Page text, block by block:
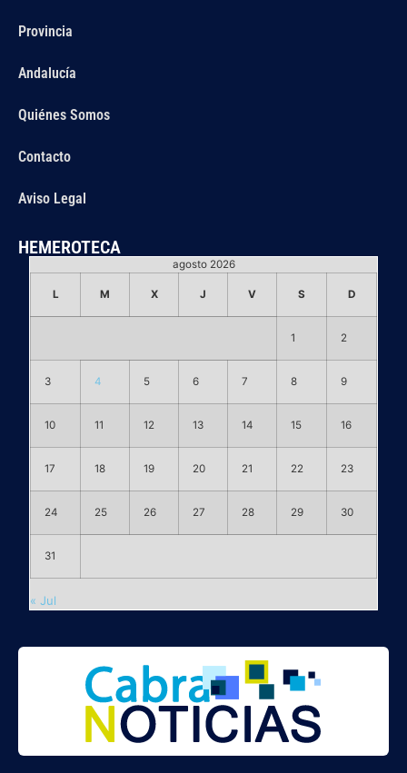
Provincia
Andalucía
Quiénes Somos
Contacto
Aviso Legal
HEMEROTECA
agosto 2026
L M X J V S D
1 2
3 4 5 6 7 8 9
10 11 12 13 14 15 16
17 18 19 20 21 22 23
24 25 26 27 28 29 30
31
« Jul